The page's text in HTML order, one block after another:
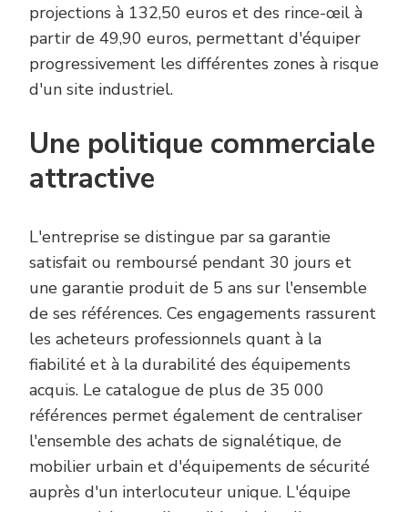
projections à 132,50 euros et des rince-œil à
partir de 49,90 euros, permettant d'équiper
progressivement les différentes zones à risque
d'un site industriel.
Une politique commerciale
attractive
L'entreprise se distingue par sa garantie
satisfait ou remboursé pendant 30 jours et
une garantie produit de 5 ans sur l'ensemble
de ses références. Ces engagements rassurent
les acheteurs professionnels quant à la
fiabilité et à la durabilité des équipements
acquis. Le catalogue de plus de 35 000
références permet également de centraliser
l'ensemble des achats de signalétique, de
mobilier urbain et d'équipements de sécurité
auprès d'un interlocuteur unique. L'équipe